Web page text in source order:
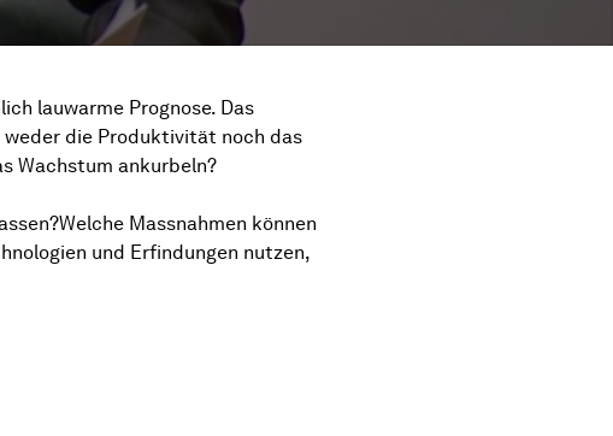
lauwarme Prognose. Das
die Produktivität noch das
Wachstum ankurbeln?
Massnahmen können
und Erfindungen nutzen,